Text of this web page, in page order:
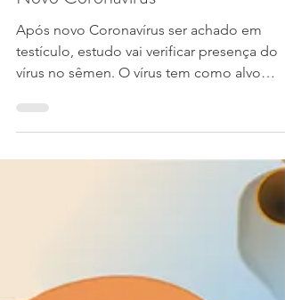
Novo Coronavírus
Após novo Coronavírus ser achado em
vírus no sêmen. O vírus tem como alvo
principal os...